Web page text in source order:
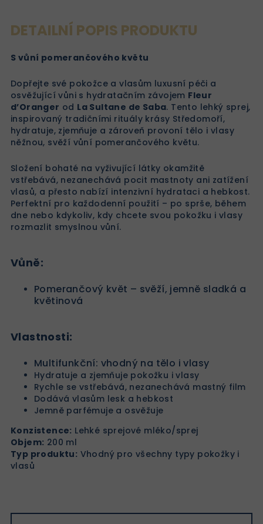
DETAILNÍ POPIS PRODUKTU
S vůní pomerančového květu
Dopřejte své pokožce a vlasům luxusní péči a
osvěžující vůni s hydratačním závojem Fleur
d’Oranger od La Sultane de Saba. Tento lehký sprej,
inspirovaný tradičními rituály krásy Středomoří,
hydratuje, zjemňuje a zároveň provoní tělo i vlasy
něžnou, svěží vůní pomerančového květu.
Složení bohaté na vyživující látky okamžitě
vstřebává, nezanechává pocit mastnoty ani zatížení
vlasů, a přesto nabízí intenzivní hydrataci a hebkost.
Perfektní pro každodenní použití – po sprše, během
dne nebo kdykoliv, kdy chcete svou pokožku i vlasy
rozmazlit smyslnou vůní.
Vůně:
Pomerančový květ – svěží, jemně sladká a
květinová
Vlastnosti:
Multifunkční: vhodný na tělo i vlasy
Hydratuje a zjemňuje pokožku i vlasy
Rychle se vstřebává, nezanechává mastný film
Dodává vlasům lesk a hebkost
Jemně parfémuje a osvěžuje
Konzistence: Lehké sprejové mléko/sprej
Objem: 200 ml
Typ produktu: Vhodný pro všechny typy pokožky i
vlasů